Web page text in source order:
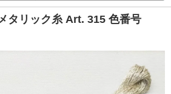
タリック糸 Art. 315 色番号